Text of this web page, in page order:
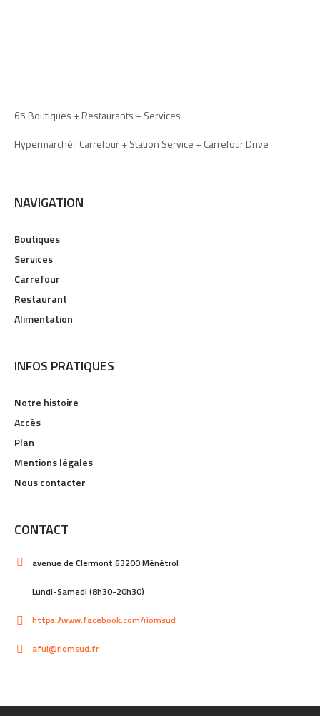
65 Boutiques + Restaurants + Services
Hypermarché : Carrefour + Station Service + Carrefour Drive
NAVIGATION
Boutiques
Services
Carrefour
Restaurant
Alimentation
INFOS PRATIQUES
Notre histoire
Accès
Plan
Mentions légales
Nous contacter
CONTACT
avenue de Clermont 63200 Ménétrol
Lundi-Samedi (8h30-20h30)
https://www.facebook.com/riomsud
aful@riomsud.fr